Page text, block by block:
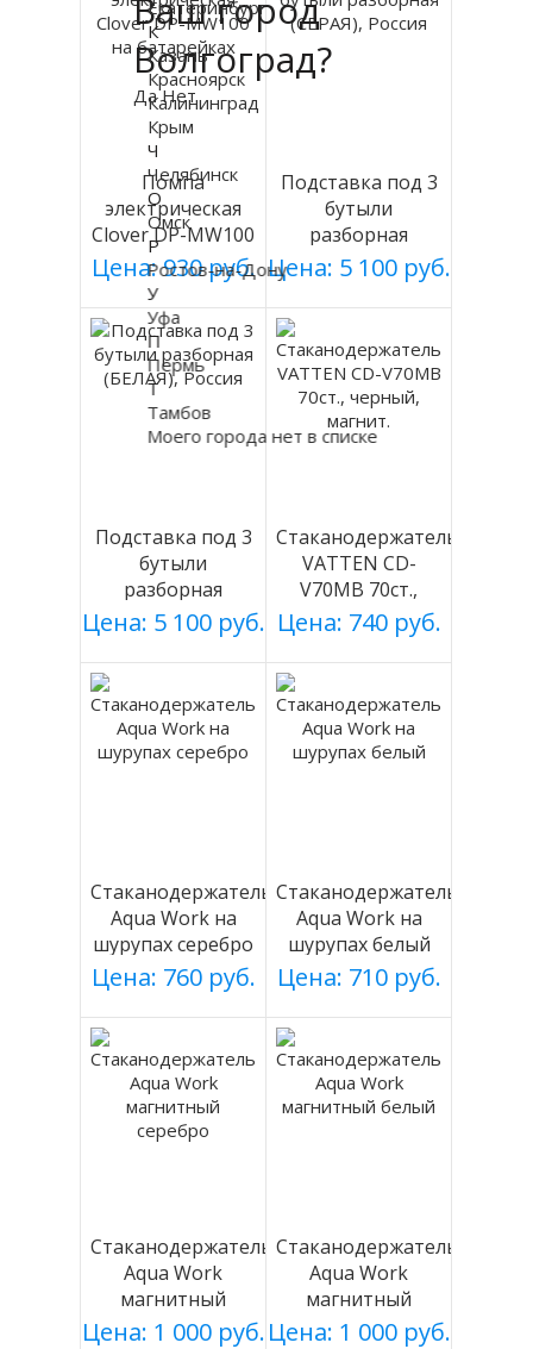
Помпа
электрическая
Clover DP-MW100
на батарейках
Цена: 930 руб.
Подставка под 3
бутыли
разборная
(СЕРАЯ), Россия
Цена: 5 100 руб.
Подставка под 3
бутыли
разборная
(БЕЛАЯ), Россия
Цена: 5 100 руб.
Стаканодержатель
VATTEN CD-
V70MB 70ст.,
черный, магнит.
Цена: 740 руб.
Стаканодержатель
Aqua Work на
шурупах серебро
Цена: 760 руб.
Стаканодержатель
Aqua Work на
шурупах белый
Цена: 710 руб.
Стаканодержатель
Aqua Work
магнитный
серебро
Цена: 1 000 руб.
Стаканодержатель
Aqua Work
магнитный
белый
Цена: 1 000 руб.
Ваш город
Волгоград?
Да Нет
Екатеринбург
К
Казань
Красноярск
Калининград
Крым
Ч
Челябинск
О
Омск
Р
Ростов-на-Дону
У
Уфа
П
Пермь
Т
Тамбов
Моего города нет в списке